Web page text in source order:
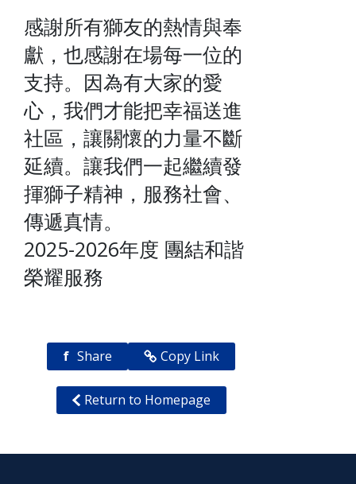
感謝所有獅友的熱情與奉
獻，也感謝在場每一位的
支持。因為有大家的愛
心，我們才能把幸福送進
社區，讓關懷的力量不斷
延續。讓我們一起繼續發
揮獅子精神，服務社會、
傳遞真情。
2025-2026年度 團結和諧
榮耀服務
f Share Copy Link
Return to Homepage